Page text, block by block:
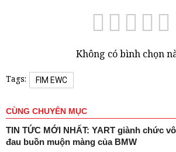
Không có bình chọn
Tags: FIM EWC
CÙNG CHUYÊN MỤC
TIN TỨC MỚI NHẤT: YART giành chức
đau buồn muộn màng của BMW